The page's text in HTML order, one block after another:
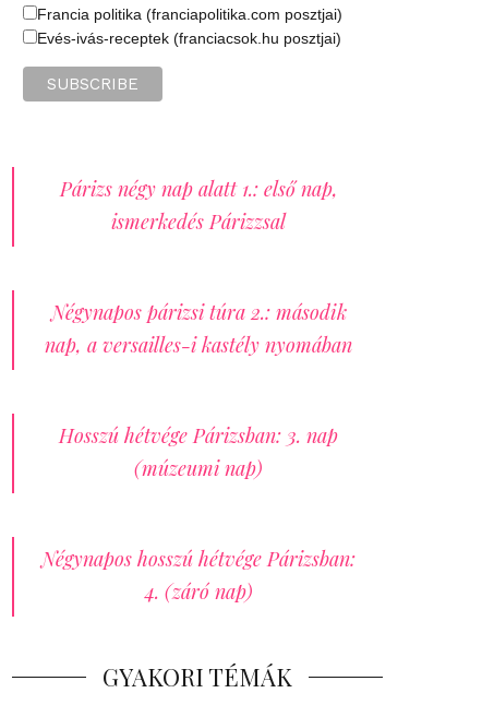
Francia politika (franciapolitika.com posztjai)
Evés-ivás-receptek (franciacsok.hu posztjai)
Párizs négy nap alatt 1.: első nap,
ismerkedés Párizzsal
Négynapos párizsi túra 2.: második
nap, a versailles-i kastély nyomában
Hosszú hétvége Párizsban: 3. nap
(múzeumi nap)
Négynapos hosszú hétvége Párizsban:
4. (záró nap)
GYAKORI TÉMÁK